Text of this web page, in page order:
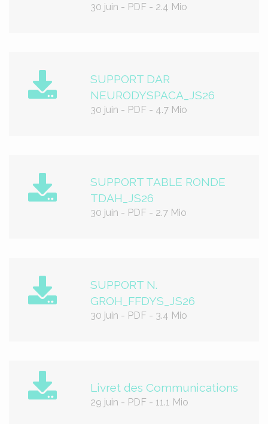
30 juin - PDF - 2.4 Mio
SUPPORT DAR
NEURODYSPACA_JS26
30 juin - PDF - 4.7 Mio
SUPPORT TABLE RONDE
TDAH_JS26
30 juin - PDF - 2.7 Mio
SUPPORT N.
GROH_FFDYS_JS26
30 juin - PDF - 3.4 Mio
Livret des Communications
29 juin - PDF - 11.1 Mio